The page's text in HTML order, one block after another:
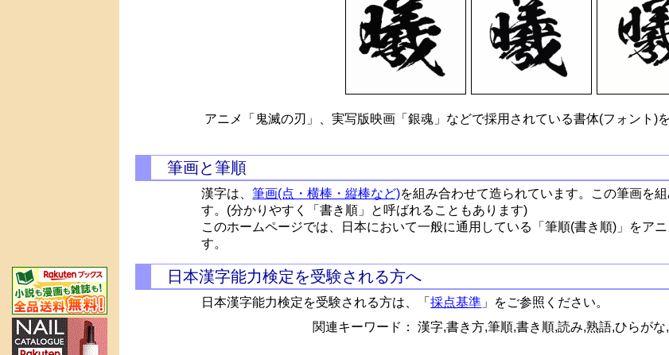
アニメ「鬼滅の刃」、実写版映画「銀魂」などで採用されている書体(フォント)
筆画と筆順
漢字は、筆画(点・横棒・縦棒など)を組み合わせて造られています。この筆画を
す。(分かりやすく「書き順」と呼ばれることもあります)
このホームページでは、日本において一般に通用している「筆順(書き順)」をア
す。
日本漢字能力検定を受験される方へ
日本漢字能力検定を受験される方は、「採点基準 」をご参照ください。
関連キーワード： 漢字,書き方,筆順,書き順,読み,熟語,ひらがな